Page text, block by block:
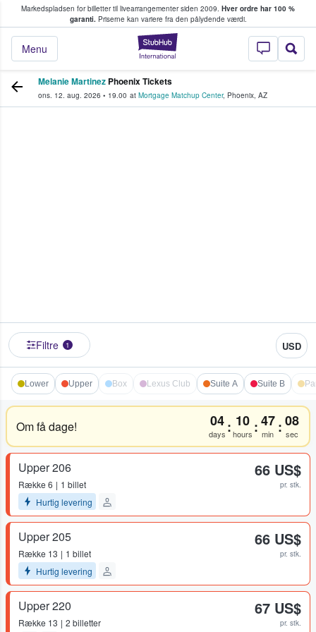
Markedspladsen for billetter til livearrangementer siden 2009. Hver ordre har 100 %
garanti.Priserne kan variere fra den pålydende værdi.
StubHub - Hvor
Menu
køber og sælger billetter
Melanie Martinez Phoenix Tickets
ons. 12. aug. 2026 • 19.00 at Mortgage Matchup Center, Phoenix, AZ
Filtre 1 USD
Lower Upper Box Lexus Club Suite A Suite B
Om få dage! 04
days : 10
hours :47
min :08
sec
Upper 206
Række 6
1 billet
Hurtig levering
66 US$
pr. stk.
Upper 205
Række 13
1 billet
Hurtig levering
66 US$
pr. stk.
Upper 220
Række 13 2 billetter
67 US$
pr. stk.